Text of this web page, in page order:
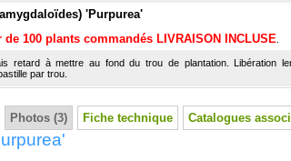
'Purpurea'
de 100 plants commandés LIVRAISON INCLUSE
retard à mettre au fond du trou de plantation. Libération
par trou.
Photos (3) Fiche technique Catalogues